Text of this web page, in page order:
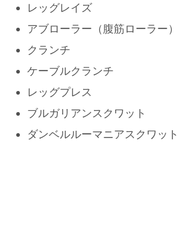
レッグレイズ
アブローラー（腹筋ローラー）
クランチ
ケーブルクランチ
レッグプレス
ブルガリアンスクワット
ダンベルルーマニアスクワット